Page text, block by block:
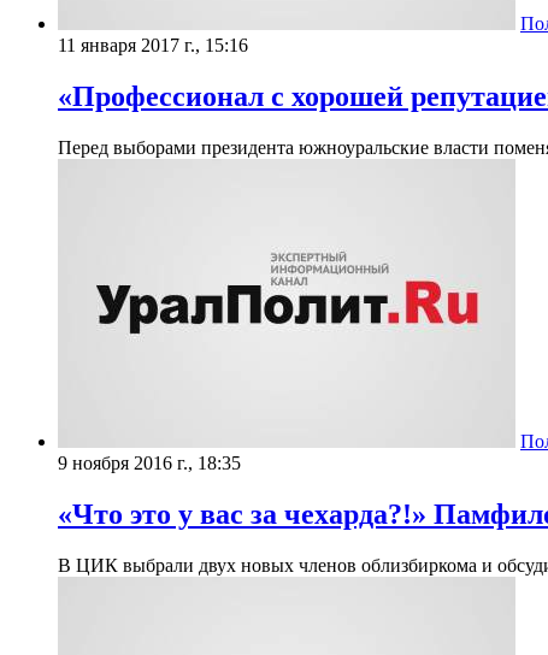
11 января 2017 г., 15:16
«Профессионал с хорошей
Перед выборами президента южноуральские власти
9 ноября 2016 г., 18:35
​«Что это у вас за чехарда?!»
В ЦИК выбрали двух новых членов облизбиркома и